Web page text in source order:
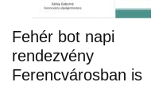
Fehér bot napi
rendezvény
Ferencvárosban is